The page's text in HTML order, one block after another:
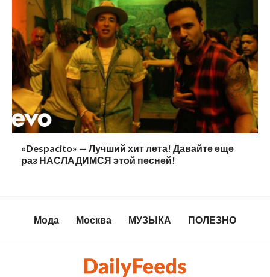
«Despacito» — Лучший хит лета! Давайте еще
раз НАСЛАДИМСЯ этой песней!
Мода Москва МУЗЫКА ПОЛЕЗНО